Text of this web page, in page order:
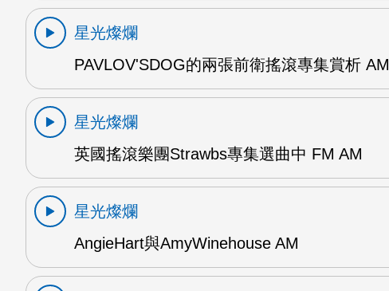
星光燦爛
PAVLOV'SDOG的兩張前衛搖滾專集賞析 AM
星光燦爛
英國搖滾樂團Strawbs專集選曲中 FM AM
星光燦爛
AngieHart與AmyWinehouse AM